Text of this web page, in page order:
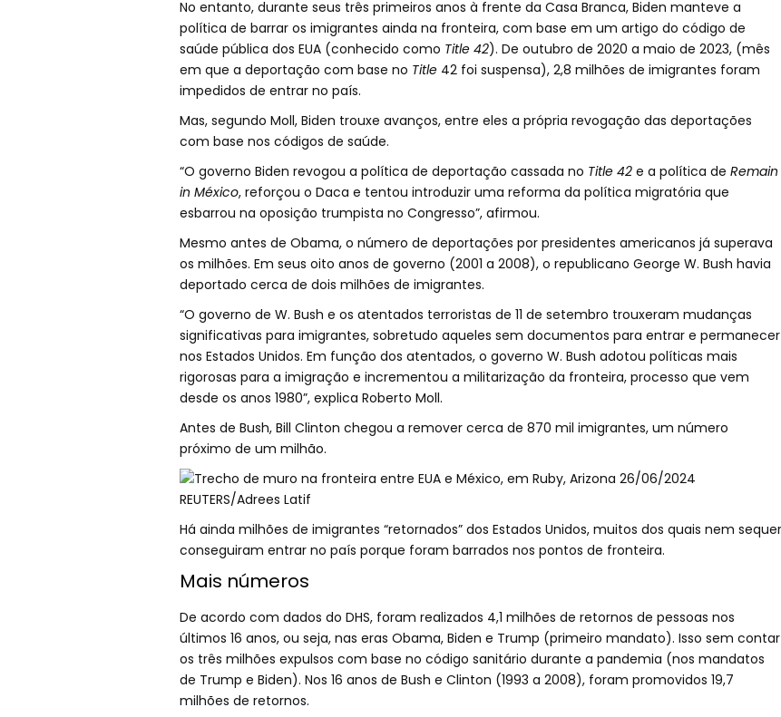
No entanto, durante seus três primeiros anos à frente da Casa Branca, Biden manteve a
política de barrar os imigrantes ainda na fronteira, com base em um artigo do código de
saúde pública dos EUA (conhecido como Title 42). De outubro de 2020 a maio de 2023, (mês
em que a deportação com base no Title 42 foi suspensa), 2,8 milhões de imigrantes foram
impedidos de entrar no país.
Mas, segundo Moll, Biden trouxe avanços, entre eles a própria revogação das deportações
com base nos códigos de saúde.
“O governo Biden revogou a política de deportação cassada no Title 42e a política de Remain
in México, reforçou o Daca e tentou introduzir uma reforma da política migratória que
esbarrou na oposição trumpista no Congresso”, afirmou.
Mesmo antes de Obama, o número de deportações por presidentes americanos já superava
os milhões. Em seus oito anos de governo (2001 a 2008), o republicano George W. Bush havia
deportado cerca de dois milhões de imigrantes.
“O governo de W. Bush e os atentados terroristas de 11 de setembro trouxeram mudanças
significativas para imigrantes, sobretudo aqueles sem documentos para entrar e permanecer
nos Estados Unidos. Em função dos atentados, o governo W. Bush adotou políticas mais
rigorosas para a imigração e incrementou a militarização da fronteira, processo que vem
desde os anos 1980”, explica Roberto Moll.
Antes de Bush, Bill Clinton chegou a remover cerca de 870 mil imigrantes, um número
próximo de um milhão.
Há ainda milhões de imigrantes “retornados” dos Estados Unidos, muitos dos quais nem sequer
conseguiram entrar no país porque foram barrados nos pontos de fronteira.
Mais números
De acordo com dados do DHS, foram realizados 4,1 milhões de retornos de pessoas nos
últimos 16 anos, ou seja, nas eras Obama, Biden e Trump (primeiro mandato). Isso sem contar
os três milhões expulsos com base no código sanitário durante a pandemia (nos mandatos
de Trump e Biden). Nos 16 anos de Bush e Clinton (1993 a 2008), foram promovidos 19,7
milhões de retornos.